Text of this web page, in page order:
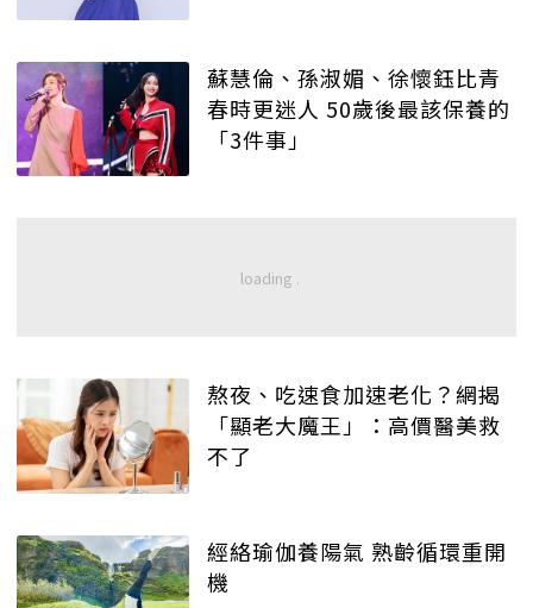
蘇慧倫、孫淑媚、徐懷鈺比青
春時更迷人 50歲後最該保養的
「3件事」
熬夜、吃速食加速老化？網揭
「顯老大魔王」：高價醫美救
不了
經絡瑜伽養陽氣 熟齡循環重開
機